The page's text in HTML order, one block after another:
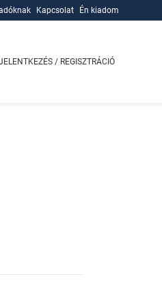
Kapcsolat Én kiadom
/ REGISZTRÁCIÓ